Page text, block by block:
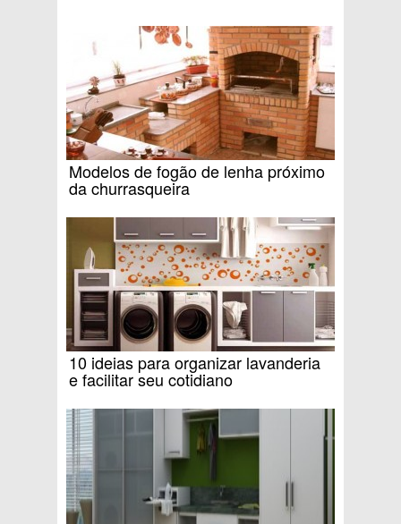
Modelos de fogão de lenha próximo
da churrasqueira
10 ideias para organizar lavanderia
e facilitar seu cotidiano